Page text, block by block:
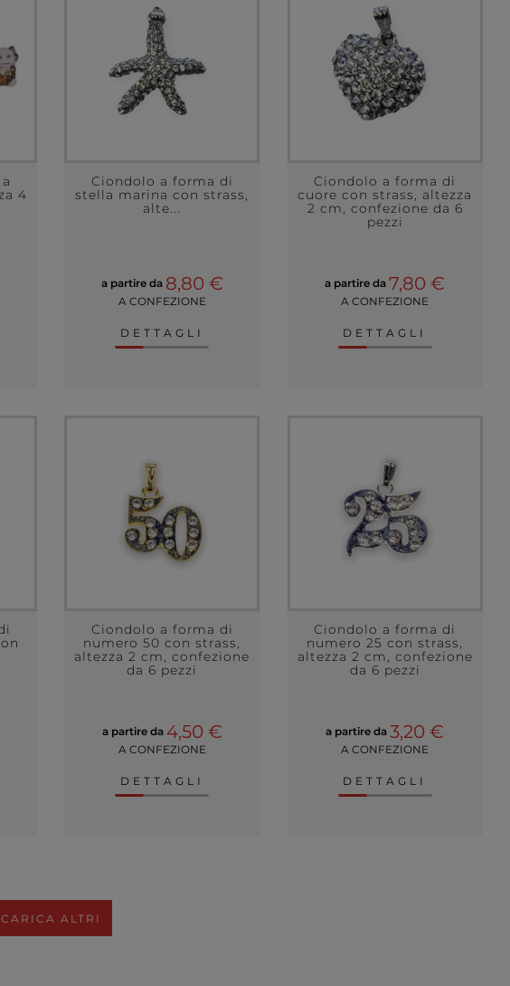
4
Ciondolo a forma di
stella marina con strass,
alte...
a partire da 8,80 €
A CONFEZIONE
DETTAGLI
Ciondolo a forma di
cuore con strass, altezza
2 cm, confezione da 6
pezzi
a partire da7,80 €
A CONFEZIONE
DETTAGLI
Ciondolo a forma di
numero 50 con strass,
altezza 2 cm, confezione
da 6 pezzi
a partire da 4,50 €
A CONFEZIONE
DETTAGLI
Ciondolo a forma di
numero 25 con strass,
altezza 2 cm, confezione
da 6 pezzi
a partire da 3,20 €
A CONFEZIONE
DETTAGLI
CARICA ALTRI